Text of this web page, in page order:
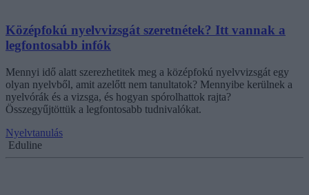
Középfokú nyelvvizsgát szeretnétek? Itt vannak a
legfontosabb infók
Mennyi idő alatt szerezhetitek meg a középfokú nyelvvizsgát egy
olyan nyelvből, amit azelőtt nem tanultatok? Mennyibe kerülnek a
nyelvórák és a vizsga, és hogyan spórolhattok rajta?
Összegyűjtöttük a legfontosabb tudnivalókat.
Nyelvtanulás
Eduline